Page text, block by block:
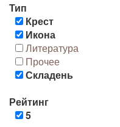
Тип
Крест
Икона
Литература
Прочее
Складень
Рейтинг
5